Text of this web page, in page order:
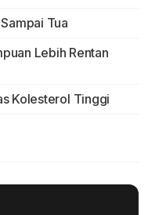
Tua
Lebih Rentan
Kolesterol Tinggi